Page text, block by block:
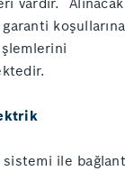
vardır.
ile